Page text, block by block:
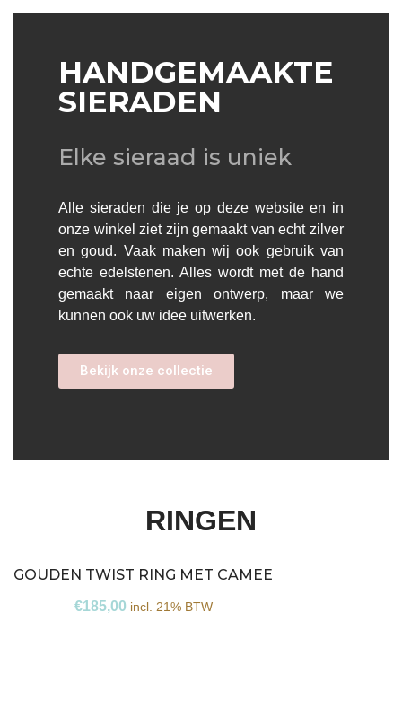
HANDGEMAAKTE
SIERADEN
Elke sieraad is uniek
Alle sieraden die je op deze website en in
onze winkel ziet zijn gemaakt van echt zilver
en goud. Vaak maken wij ook gebruik van
echte edelstenen. Alles wordt met de hand
gemaakt naar eigen ontwerp, maar we
kunnen ook uw idee uitwerken.
Bekijk onze collectie
RINGEN
GOUDEN TWIST RING MET CAMEE
€185,00 incl. 21% BTW